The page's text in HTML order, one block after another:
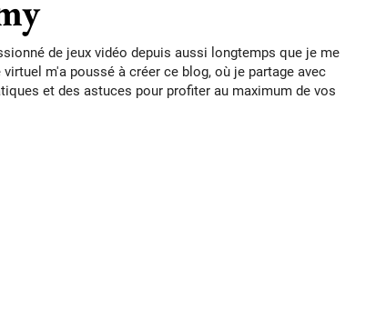
de jeux vidéo depuis aussi longtemps que je me
m'a poussé à créer ce blog, où je partage avec
et des astuces pour profiter au maximum de vos